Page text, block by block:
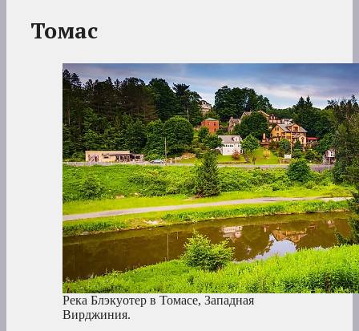
Томас
Река Блэкуотер в Томасе, Западная
Вирджиния.